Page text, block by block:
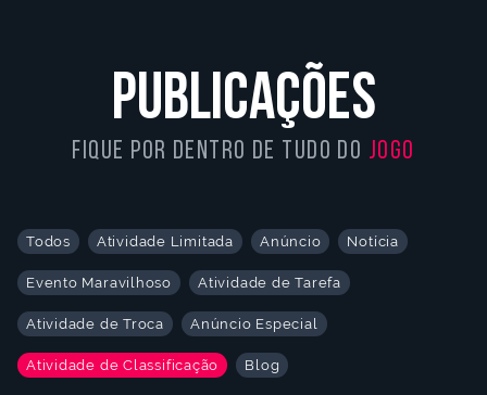
Publicações
Fique por dentro de tudo do jogo
Todos Atividade Limitada Anúncio Notícia
Evento Maravilhoso Atividade de Tarefa
Atividade de Troca Anúncio Especial
Atividade de Classificação Blog